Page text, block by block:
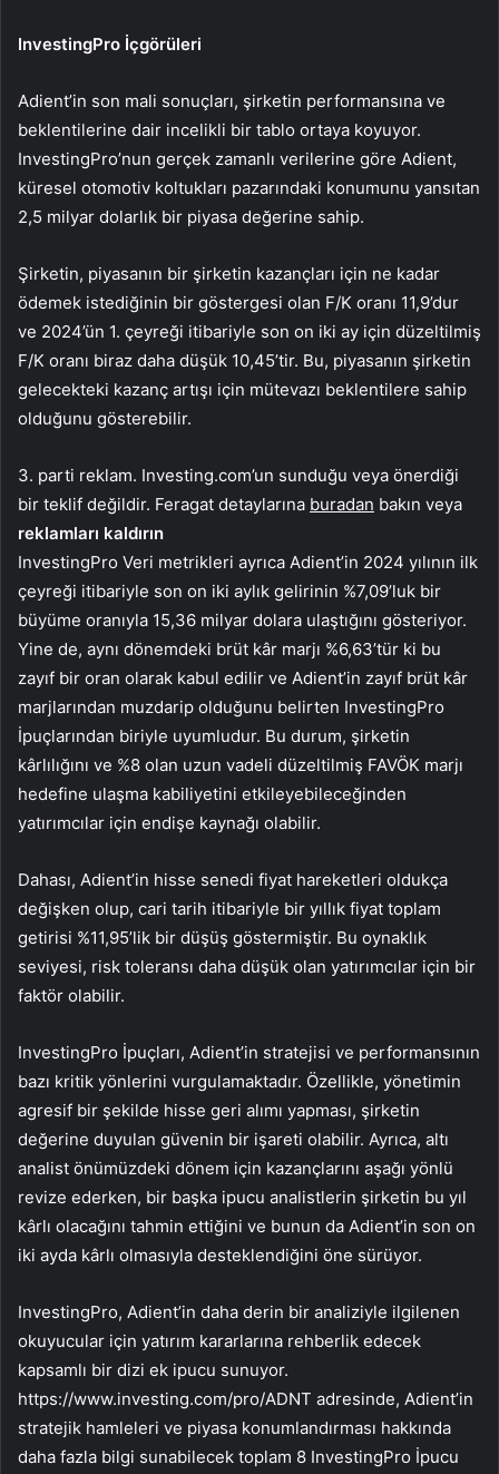
InvestingPro İçgörüleri
Adient’in son mali sonuçları, şirketin performansına ve
beklentilerine dair incelikli bir tablo ortaya koyuyor.
InvestingPro’nun gerçek zamanlı verilerine göre Adient,
küresel otomotiv koltukları pazarındaki konumunu yansıtan
2,5 milyar dolarlık bir piyasa değerine sahip.
Şirketin, piyasanın bir şirketin kazançları için ne kadar
ödemek istediğinin bir göstergesi olan F/K oranı 11,9’dur
ve 2024’ün 1. çeyreği itibariyle son on iki ay için düzeltilmiş
F/K oranı biraz daha düşük 10,45’tir. Bu, piyasanın şirketin
gelecekteki kazanç artışı için mütevazı beklentilere sahip
olduğunu gösterebilir.
3. parti reklam. Investing.com’un sunduğu veya önerdiği
bir teklif değildir. Feragat detaylarına buradan bakın veya
reklamları kaldırın
InvestingPro Veri metrikleri ayrıca Adient’in 2024 yılının ilk
çeyreği itibariyle son on iki aylık gelirinin %7,09’luk bir
büyüme oranıyla 15,36 milyar dolara ulaştığını gösteriyor.
Yine de, aynı dönemdeki brüt kâr marjı %6,63’tür ki bu
zayıf bir oran olarak kabul edilir ve Adient’in zayıf brüt kâr
marjlarından muzdarip olduğunu belirten InvestingPro
İpuçlarından biriyle uyumludur. Bu durum, şirketin
kârlılığını ve %8 olan uzun vadeli düzeltilmiş FAVÖK marjı
hedefine ulaşma kabiliyetini etkileyebileceğinden
yatırımcılar için endişe kaynağı olabilir.
Dahası, Adient’in hisse senedi fiyat hareketleri oldukça
değişken olup, cari tarih itibariyle bir yıllık fiyat toplam
getirisi %11,95’lik bir düşüş göstermiştir. Bu oynaklık
seviyesi, risk toleransı daha düşük olan yatırımcılar için bir
faktör olabilir.
InvestingPro İpuçları, Adient’in stratejisi ve performansının
bazı kritik yönlerini vurgulamaktadır. Özellikle, yönetimin
agresif bir şekilde hisse geri alımı yapması, şirketin
değerine duyulan güvenin bir işareti olabilir. Ayrıca, altı
analist önümüzdeki dönem için kazançlarını aşağı yönlü
revize ederken, bir başka ipucu analistlerin şirketin bu yıl
kârlı olacağını tahmin ettiğini ve bunun da Adient’in son on
iki ayda kârlı olmasıyla desteklendiğini öne sürüyor.
InvestingPro, Adient’in daha derin bir analiziyle ilgilenen
okuyucular için yatırım kararlarına rehberlik edecek
kapsamlı bir dizi ek ipucu sunuyor.
https://www.investing.com/pro/ADNT adresinde, Adient’in
stratejik hamleleri ve piyasa konumlandırması hakkında
daha fazla bilgi sunabilecek toplam 8 InvestingPro İpucu